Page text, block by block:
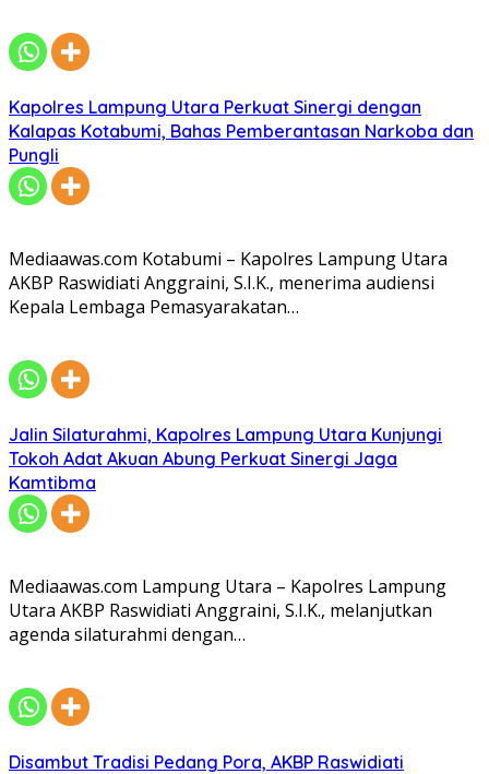
Kapolres Lampung Utara Perkuat Sinergi dengan
Kalapas Kotabumi, Bahas Pemberantasan Narkoba dan
Pungli
Mediaawas.com Kotabumi – Kapolres Lampung Utara
AKBP Raswidiati Anggraini, S.I.K., menerima audiensi
Kepala Lembaga Pemasyarakatan…
Jalin Silaturahmi, Kapolres Lampung Utara Kunjungi
Tokoh Adat Akuan Abung Perkuat Sinergi Jaga
Kamtibma
Mediaawas.com Lampung Utara – Kapolres Lampung
Utara AKBP Raswidiati Anggraini, S.I.K., melanjutkan
agenda silaturahmi dengan…
Disambut Tradisi Pedang Pora, AKBP Raswidiati